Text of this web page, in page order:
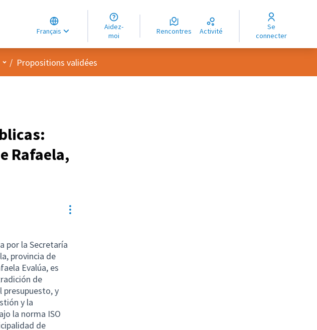
Français
Choose language
Choisir la langue
Elegir el idioma
Aidez-
moi
Rencontres Activité
Se
connecter
Menu utilisateur
/ Propositions validées
Rafaela,
Resource controls
por la Secretaría
provincia de
Evalúa, es
de
presupuesto, y
y la
la norma ISO
de